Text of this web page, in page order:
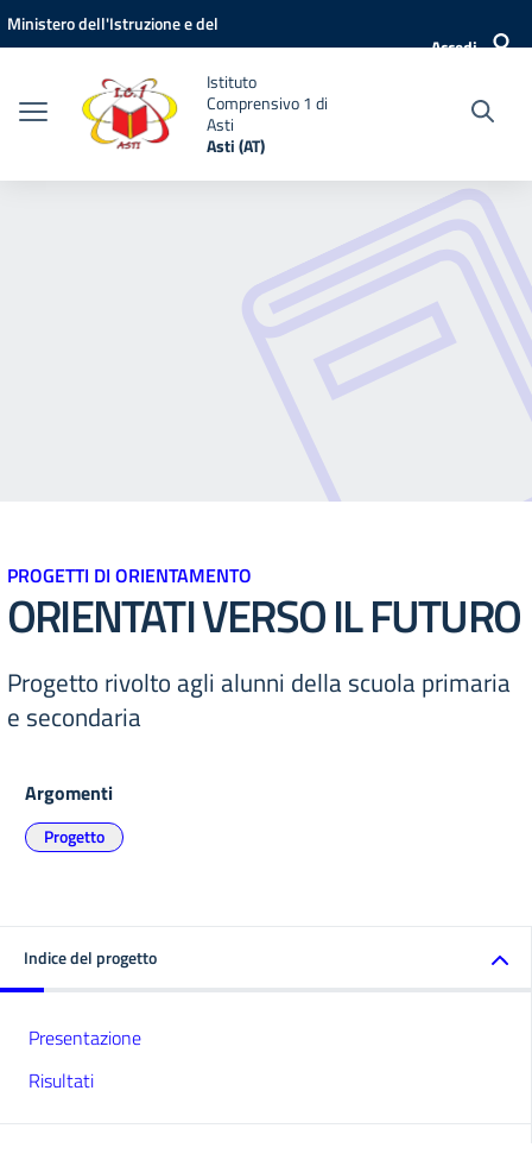
Vai ai contenuti
Vai al menu di navigazione
Vai al footer
Ministero dell'Istruzione e del
Accedi
Istituto
Comprensivo 1 di
Asti
Asti (AT)
PROGETTI DI ORIENTAMENTO
ORIENTATI VERSO IL FUTURO
Progetto rivolto agli alunni della scuola primaria
e secondaria
Argomenti
Progetto
Indice del progetto
Presentazione
Risultati